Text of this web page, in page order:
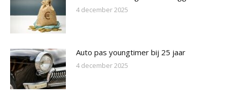
4 december 2025
Auto pas youngtimer bij 25 jaar
4 december 2025